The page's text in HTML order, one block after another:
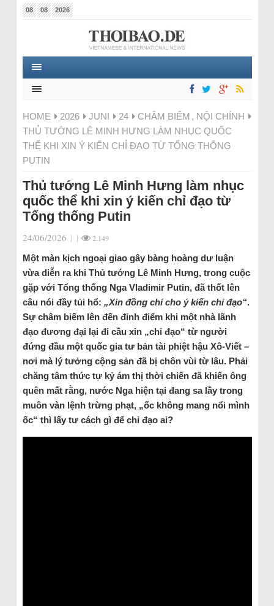
08 08 2026
HOME 2026 JUNI 24 CHÂM BIẾM , NỘI CHÍNH
THỦ TƯỚNG LÊ MINH HƯNG LÀM NHỤC QUỐC
THỂ KHI XIN Ý KIẾN CHỈ ĐẠO TỪ TỔNG THỐNG
PUTIN
Thủ tướng Lê Minh Hưng làm nhục
quốc thể khi xin ý kiến chỉ đạo từ
Tổng thống Putin
24/06/2026 | | 2.149
Một màn kịch ngoại giao gây bàng hoàng dư luận
vừa diễn ra khi Thủ tướng Lê Minh Hưng, trong cuộc
gặp với Tổng thống Nga Vladimir Putin, đã thốt lên
câu nói đầy tủi hổ: „Xin đồng chí cho ý kiến chỉ đạo“.
Sự châm biếm lên đến đỉnh điểm khi một nhà lãnh
đạo đương đại lại đi cầu xin „chỉ đạo“ từ người
đứng đầu một quốc gia tư bản tài phiệt hậu Xô-Viết –
nơi mà lý tưởng cộng sản đã bị chôn vùi từ lâu. Phải
chăng tâm thức tự kỷ ám thị thời chiến đã khiến ông
quên mất rằng, nước Nga hiện tại đang sa lầy trong
muôn vàn lệnh trừng phạt, „ốc không mang nổi mình
ốc“ thì lấy tư cách gì để chỉ đạo ai?